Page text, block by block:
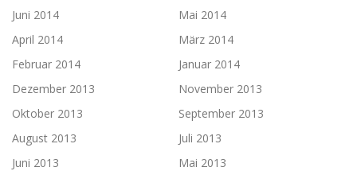
Juni 2014
Mai 2014
April 2014
März 2014
Februar 2014
Januar 2014
Dezember 2013
November 2013
Oktober 2013
September 2013
August 2013
Juli 2013
Juni 2013
Mai 2013